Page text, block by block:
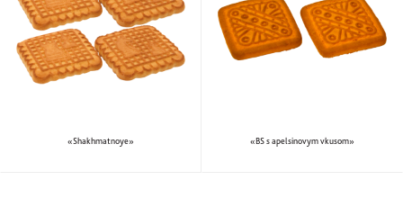
«Shakhmatnoye» «BS s apelsinovym vkusom»